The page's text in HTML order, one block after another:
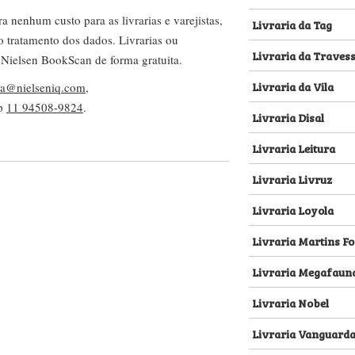
nenhum custo para as livrarias e varejistas,
tratamento dos dados. Livrarias ou
BookScan de forma gratuita.
,
11 94508-9824.
Livraria da Tag
Livraria da
Livraria da Vila
Livraria Disal
Livraria Leitura
Livraria Livruz
Livraria Loyola
Livraria Martins
Livraria
Livraria Nobel
Livraria Vanguarda